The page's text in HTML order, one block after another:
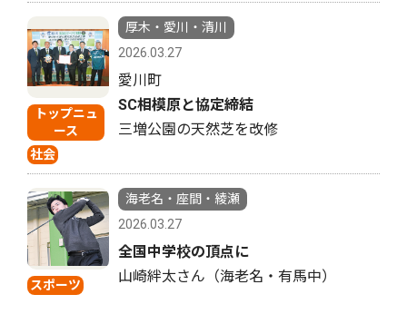
トップニュ
ース
社会
厚木・愛川・清川
2026.03.27
愛川町
SC相模原と協定締結
三増公園の天然芝を改修
スポーツ
海老名・座間・綾瀬
2026.03.27
全国中学校の頂点に
山崎絆太さん（海老名・有馬中）